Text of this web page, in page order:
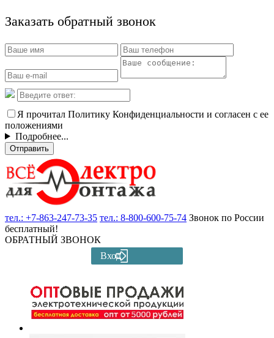
Заказать обратный звонок
Я прочитал Политику Конфиденциальности и согласен с ее
положениями
Подробнее...
Отправить
тел.: +7-863-247-73-35 тел.: 8-800-600-75-74 Звонок по России
бесплатный!
ОБРАТНЫЙ ЗВОНОК
Вход